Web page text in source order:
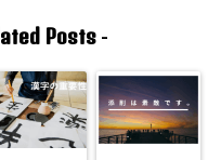
Posts-